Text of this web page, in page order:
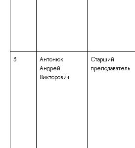
3.
Антонюк
Андрей
Викторович
Старший
преподаватель